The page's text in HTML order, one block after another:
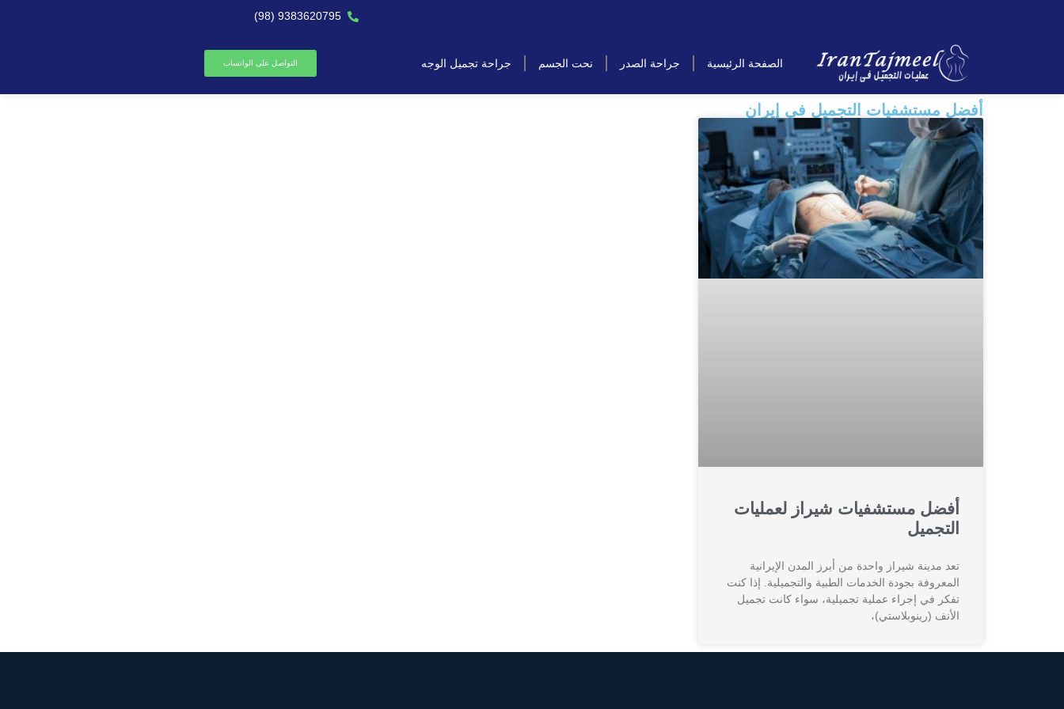
9383620795 (98)
الصفحة الرئیسیة جراحة الصدر نحت الجسم جراحة تجميل الوجه التواصل على الواتساب
أفضل مستشفيات التجميل في إيران
أفضل مستشفيات شيراز لعمليات
التجميل
تعد مدينة شيراز واحدة من أبرز المدن الإيرانية
المعروفة بجودة الخدمات الطبية والتجميلية. إذا كنت
تفكر في إجراء عملية تجميلية، سواء كانت تجميل
الأنف (رينوبلاستي)،